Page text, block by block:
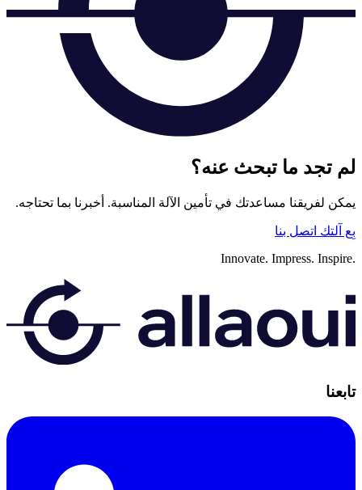
لم تجد ما تبحث عنه؟
يمكن لفريقنا مساعدتك في تأمين الآلة المناسبة. أخبرنا بما تحتاجه.
بِع آلتك اتصل بنا
Innovate. Impress. Inspire.
تابعنا